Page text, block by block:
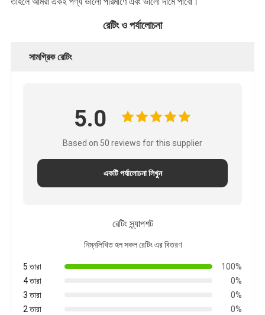
রেটিং ও পর্যালোচনা
সামগ্রিক রেটিং
5.0
Based on 50 reviews for this supplier
একটি পর্যালোচনা লিখুন
রেটিং স্ন্যাপশট
নিম্নলিখিত হল সকল রেটিং এর বিতরণ
5 তারা
100%
4 তারা
0%
3 তারা
0%
2 তারা
0%